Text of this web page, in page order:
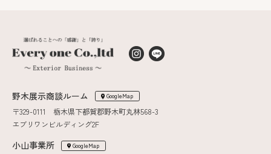
野木展示商談ルーム GoogleMap
〒329-0111 栃木県下都賀郡野木町丸林568-3
エブリワンビルディング2F
小山事業所 GoogleMap